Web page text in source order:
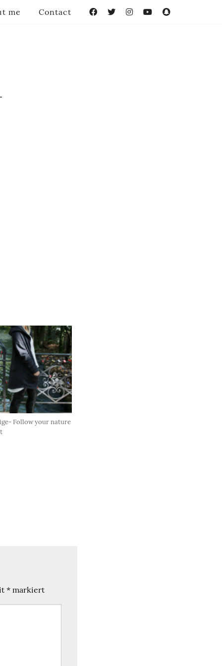
Follow your nature
* markiert
me Contact FacebookTwitterInstagramYouTube